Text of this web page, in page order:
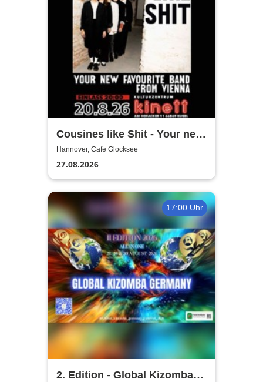
Cousines like Shit - Your new
favourite band from Vienna
Hannover, Cafe Glocksee
27.08.2026
17:00 Uhr
2. Edition - Global Kizomba